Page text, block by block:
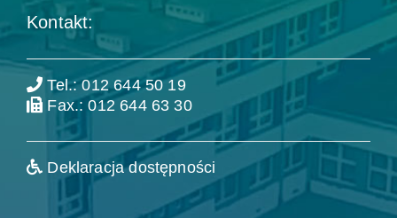
Kontakt:
Tel.: 012 644 50 19
Fax.: 012 644 63 30
Deklaracja dostępności